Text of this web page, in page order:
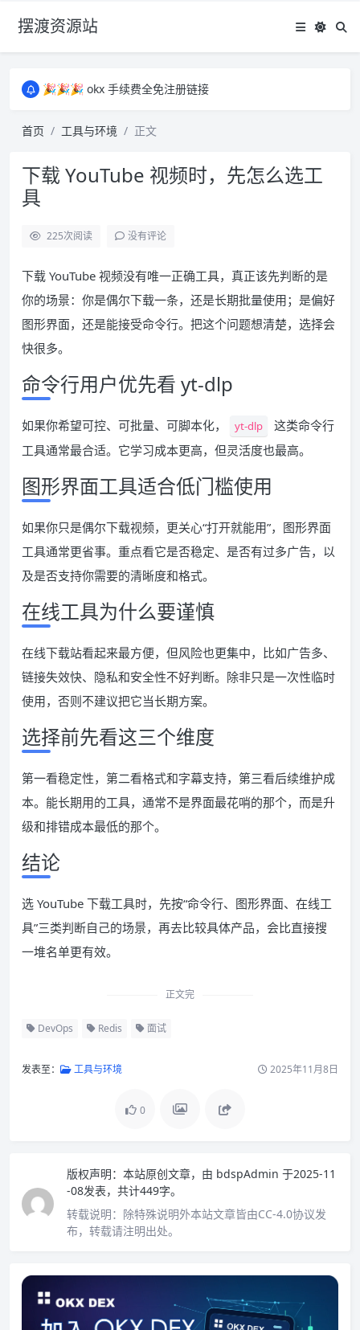
摆渡资源站
🎉🎉🎉 okx 手续费全免注册链接
所有资源均为免费网盘资源，资源失效请备注留言，感谢！
🎉🎉🎉 okx 手续费全免注册链接
首页 工具与环境 正文
下载 YouTube 视频时，先怎么选工
具
225次阅读 没有评论
下载 YouTube 视频没有唯一正确工具，真正该先判断的是
你的场景：你是偶尔下载一条，还是长期批量使用；是偏好
图形界面，还是能接受命令行。把这个问题想清楚，选择会
快很多。
命令行用户优先看 yt-dlp
如果你希望可控、可批量、可脚本化， yt-dlp
这类命令行
工具通常最合适。它学习成本更高，但灵活度也最高。
图形界面工具适合低门槛使用
如果你只是偶尔下载视频，更关心“打开就能用”，图形界面
工具通常更省事。重点看它是否稳定、是否有过多广告，以
及是否支持你需要的清晰度和格式。
在线工具为什么要谨慎
在线下载站看起来最方便，但风险也更集中，比如广告多、
链接失效快、隐私和安全性不好判断。除非只是一次性临时
使用，否则不建议把它当长期方案。
选择前先看这三个维度
第一看稳定性，第二看格式和字幕支持，第三看后续维护成
本。能长期用的工具，通常不是界面最花哨的那个，而是升
级和排错成本最低的那个。
结论
选 YouTube 下载工具时，先按“命令行、图形界面、在线工
具”三类判断自己的场景，再去比较具体产品，会比直接搜
一堆名单更有效。
正文完
DevOps Redis 面试
发表至： 工具与环境 2025年11月8日
0
版权声明： 本站原创文章，由 bdspAdmin 于2025-11
-08发表，共计449字。
转载说明： 除特殊说明外本站文章皆由CC-4.0协议发
布，转载请注明出处。